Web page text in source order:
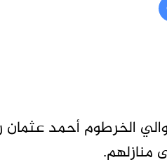
الخرطوم أحمد عثمان
منازلهم.